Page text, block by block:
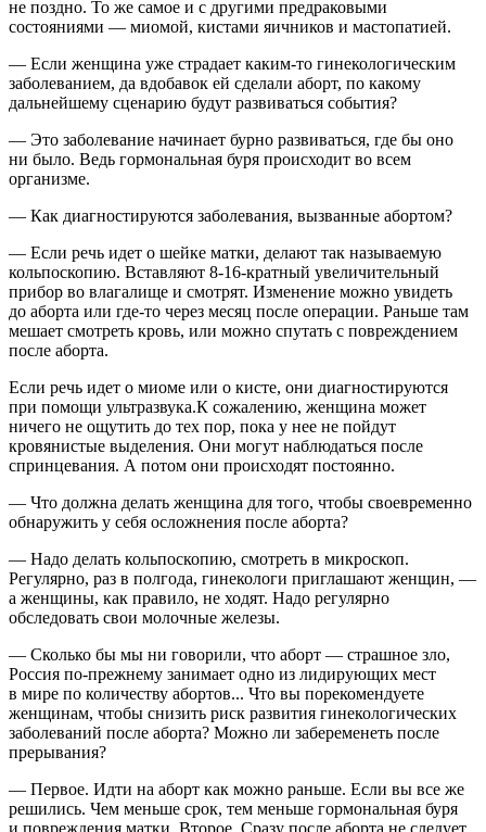
не поздно. То же самое и с другими предраковыми
состояниями — миомой, кистами яичников и мастопатией.
— Если женщина уже страдает каким-то гинекологическим
заболеванием, да вдобавок ей сделали аборт, по какому
дальнейшему сценарию будут развиваться события?
— Это заболевание начинает бурно развиваться, где бы оно
ни было. Ведь гормональная буря происходит во всем
организме.
— Как диагностируются заболевания, вызванные абортом?
— Если речь идет о шейке матки, делают так называемую
кольпоскопию. Вставляют 8-16-кратный увеличительный
прибор во влагалище и смотрят. Изменение можно увидеть
до аборта или где-то через месяц после операции. Раньше там
мешает смотреть кровь, или можно спутать с повреждением
после аборта.
Если речь идет о миоме или о кисте, они диагностируются
при помощи ультразвука.К сожалению, женщина может
ничего не ощутить до тех пор, пока у нее не пойдут
кровянистые выделения. Они могут наблюдаться после
спринцевания. А потом они происходят постоянно.
— Что должна делать женщина для того, чтобы своевременно
обнаружить у себя осложнения после аборта?
— Надо делать кольпоскопию, смотреть в микроскоп.
Регулярно, раз в полгода, гинекологи приглашают женщин, —
а женщины, как правило, не ходят. Надо регулярно
обследовать свои молочные железы.
— Сколько бы мы ни говорили, что аборт — страшное зло,
Россия по-прежнему занимает одно из лидирующих мест
в мире по количеству абортов... Что вы порекомендуете
женщинам, чтобы снизить риск развития гинекологических
заболеваний после аборта? Можно ли забеременеть после
прерывания?
— Первое. Идти на аборт как можно раньше. Если вы все же
решились. Чем меньше срок, тем меньше гормональная буря